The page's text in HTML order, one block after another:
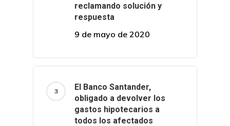
reclamando solución y
respuesta
9 de mayo de 2020
El Banco Santander,
obligado a devolver los
gastos hipotecarios a
todos los afectados